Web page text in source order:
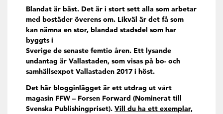
Blandat är bäst. Det är i stort sett alla som arbetar
med bostäder överens om. Likväl är det få som
kan nämna en stor, blandad stadsdel som har
byggts i
Sverige de senaste femtio åren. Ett lysande
undantag är Vallastaden, som visas på bo- och
samhällsexpot Vallastaden 2017 i höst.
Det här blogginlägget är ett utdrag ut vårt
magasin FFW – Forsen Forward (Nominerat till
Svenska Publishingpriset).Vill du ha ett exemplar,